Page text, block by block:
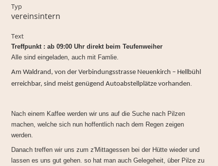
Typ
vereinsintern
Text
Treffpunkt : ab 09:00 Uhr direkt beim Teufenweiher
Alle sind eingeladen, auch mit Famlie.
Am Waldrand, von der Verbindungsstrasse Neuenkirch – Hellbühl
erreichbar, sind meist genügend Autoabstellplätze vorhanden.
Nach einem Kaffee werden wir uns auf die Suche nach Pilzen
machen, welche sich nun hoffentlich nach dem Regen zeigen
werden.
Danach treffen wir uns zum z'Mittagessen bei der Hütte wieder und
lassen es uns gut gehen. so hat man auch Gelegeheit, über Pilze zu